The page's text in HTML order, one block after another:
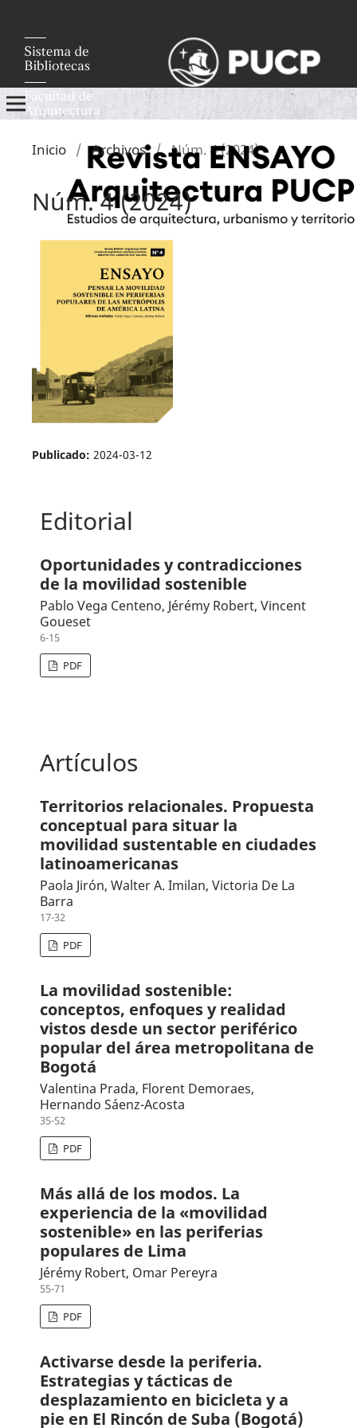
Inicio / Archivos / Núm. 4 (2024)
Núm. 4 (2024)
Publicado: 2024-03-12
Editorial
Oportunidades y contradicciones
de la movilidad sostenible
Pablo Vega Centeno, Jérémy Robert, Vincent
Goueset
6-15
PDF
Artículos
Territorios relacionales. Propuesta
conceptual para situar la
movilidad sustentable en ciudades
latinoamericanas
Paola Jirón, Walter A. Imilan, Victoria De La
Barra
17-32
PDF
La movilidad sostenible:
conceptos, enfoques y realidad
vistos desde un sector periférico
popular del área metropolitana de
Bogotá
Valentina Prada, Florent Demoraes,
Hernando Sáenz-Acosta
35-52
PDF
Más allá de los modos. La
experiencia de la «movilidad
sostenible» en las periferias
populares de Lima
Jérémy Robert, Omar Pereyra
55-71
PDF
Activarse desde la periferia.
Estrategias y tácticas de
desplazamiento en bicicleta y a
pie en El Rincón de Suba (Bogotá)